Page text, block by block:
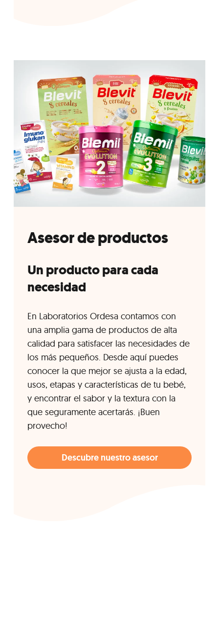
Asesor de productos
Un producto para cada
necesidad
En Laboratorios Ordesa contamos con
una amplia gama de productos de alta
calidad para satisfacer las necesidades de
los más pequeños. Desde aquí puedes
conocer la que mejor se ajusta a la edad,
usos, etapas y características de tu bebé,
y encontrar el sabor y la textura con la
que seguramente acertarás. ¡Buen
provecho!
Descubre nuestro asesor